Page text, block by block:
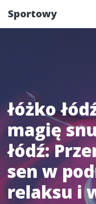
Sportowy
łóżko
magię
łódź:
sen w
relaksu i